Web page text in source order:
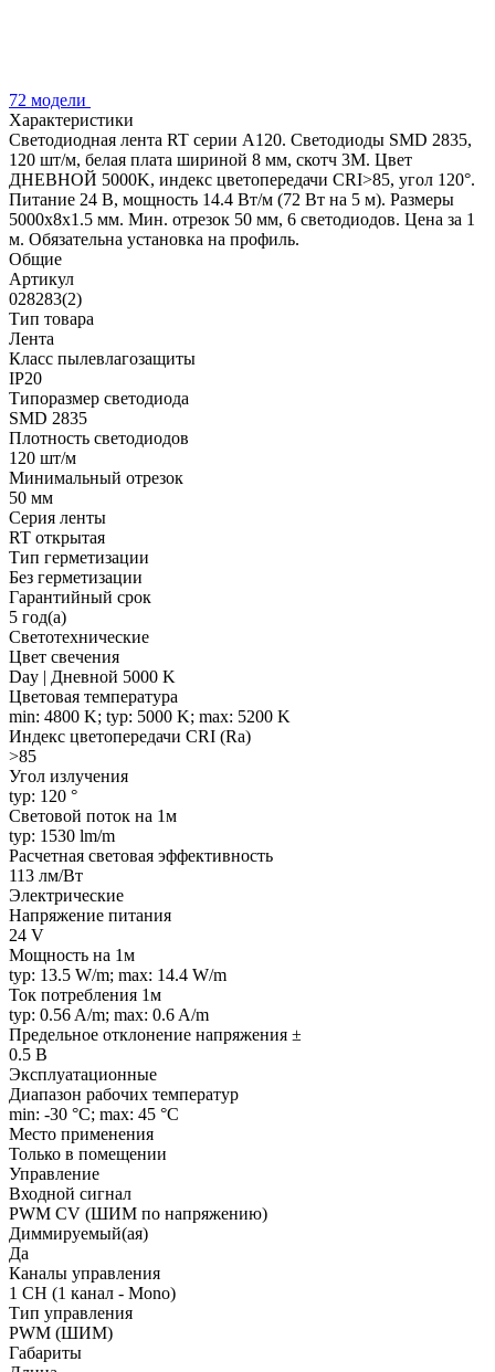
72 модели
Характеристики
Светодиодная лента RT серии A120. Светодиоды SMD 2835,
120 шт/м, белая плата шириной 8 мм, скотч 3M. Цвет
ДНЕВНОЙ 5000K, индекс цветопередачи CRI>85, угол 120°.
Питание 24 В, мощность 14.4 Вт/м (72 Вт на 5 м). Размеры
5000x8x1.5 мм. Мин. отрезок 50 мм, 6 светодиодов. Цена за 1
м. Обязательна установка на профиль.
Общие
Артикул
028283(2)
Тип товара
Лента
Класс пылевлагозащиты
IP20
Типоразмер светодиода
SMD 2835
Плотность светодиодов
120 шт/м
Минимальный отрезок
50 мм
Серия ленты
RT открытая
Тип герметизации
Без герметизации
Гарантийный срок
5 год(а)
Светотехнические
Цвет свечения
Day | Дневной 5000 K
Цветовая температура
min: 4800 K; typ: 5000 K; max: 5200 K
Индекс цветопередачи CRI (Ra)
>85
Угол излучения
typ: 120 °
Световой поток на 1м
typ: 1530 lm/m
Расчетная световая эффективность
113 лм/Вт
Электрические
Напряжение питания
24 V
Мощность на 1м
typ: 13.5 W/m; max: 14.4 W/m
Ток потребления 1м
typ: 0.56 A/m; max: 0.6 A/m
Предельное отклонение напряжения ±
0.5 В
Эксплуатационные
Диапазон рабочих температур
min: -30 °C; max: 45 °C
Место применения
Только в помещении
Управление
Входной сигнал
PWM СV (ШИМ по напряжению)
Диммируемый(ая)
Да
Каналы управления
1 CH (1 канал - Mono)
Тип управления
PWM (ШИМ)
Габариты